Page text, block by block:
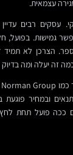
עצמאית.
עסקים רבים
גמישות. בפועל,
הצרכן לא תמיד
זה יעלה ומה בדיוק
ובמחיר פוגעת
ככה פועל תחת